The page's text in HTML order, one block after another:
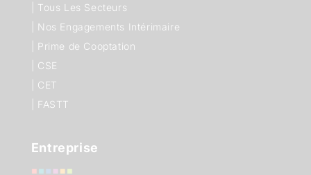
Tous Les Secteurs
Nos Engagements Intérimaire
Prime de Cooptation
CSE
CET
FASTT
Entreprise